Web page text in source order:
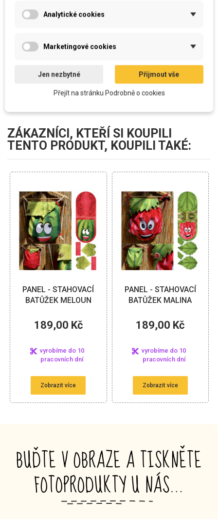
DETAILY PRODUKTU
MOŽNOSTI DOPRAVY A PLATBY
RECENZE (0)
ZÁKAZNÍCI, KTEŘÍ SI KOUPILI
TENTO PRODUKT, KOUPILI TAKÉ:
PANEL - STAHOVACÍ
BATŮŽEK MELOUN
189,00 Kč
vyrobíme do 10
pracovních dní
Zobrazit více
PANEL - STAHOVACÍ
BATŮŽEK MALINA
189,00 Kč
vyrobíme do 10
pracovních dní
Zobrazit více
BUĎTE V OBRAZE A TISKNĚTE
FOTOPRODUKTY U NÁS…
_
Analytické cookies
Marketingové cookies
Jen nezbytné Přijmout vše
Přejít na stránku Podrobně o cookies